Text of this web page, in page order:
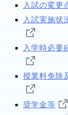
入試の変更
入試実施状
入学時必要
授業料免除
奨学金等